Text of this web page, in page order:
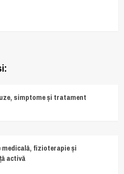
simptome și tratament
fizioterapie și
activă